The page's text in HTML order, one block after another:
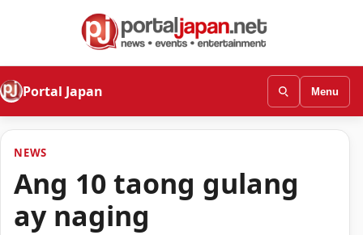
Portal Japan Menu
NEWS
Ang 10 taong gulang
ay naging